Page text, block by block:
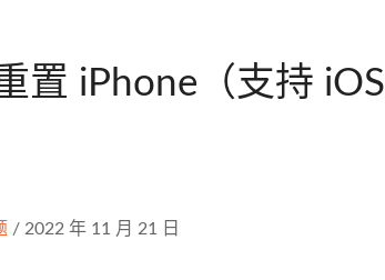
置 iPhone（支持
/ 2022 年 11 月 21 日